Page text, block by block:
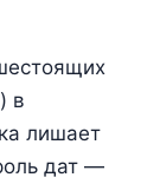
в
лишает
дат —